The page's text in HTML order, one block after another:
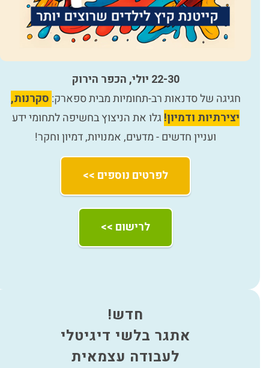
22-30 יולי, הכפר הירוק
חגיגה של סדנאות רב-תחומיות מבית ספארק: סקרנות,
יצירתיות ודמיון!גלו את הניצוץ בחשיפה לתחומי ידע
ועניין חדשים - מדעים, אמנויות, דמיון וחקר!
לפרטים נוספים >>
לרישום >>
חדש!
אתגר בלשי דיגיטלי
לעבודה עצמאית